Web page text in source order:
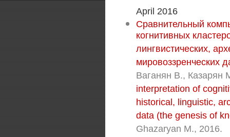
April 2016
Сравнительный
когнитивных
лингвистических,
мировоззренческих
Ваганян В., Казарян
interpretation of
historical, linguistic,
data (the genesis of
Ghazaryan M., 2016.